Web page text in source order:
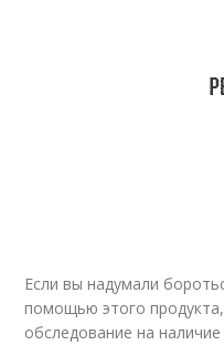
Если вы надумали
помощью этого
обследование на